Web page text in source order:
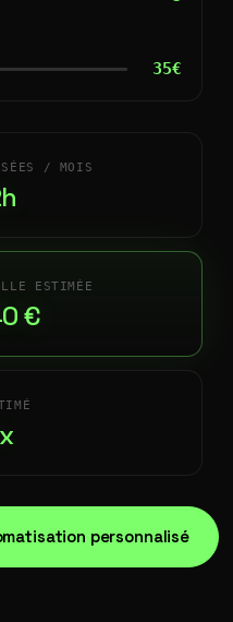
35€
/ MOIS
ESTIMÉE
€
personnalisé